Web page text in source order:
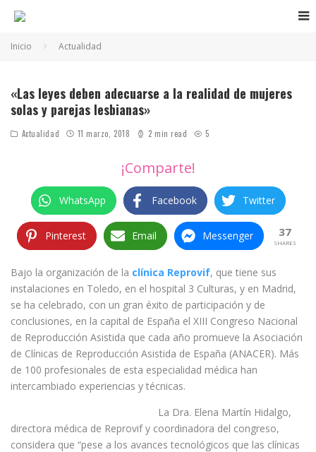
Inicio Actualidad
«Las leyes deben adecuarse a la realidad de mujeres
solas y parejas lesbianas»
Actualidad 11 marzo, 2018 2 min read 5
¡Comparte!
WhatsApp Facebook Twitter
Pinterest Email Messenger 37
SHARES
Bajo la organización de la clínica Reprovif, que tiene sus
instalaciones en Toledo, en el hospital 3 Culturas, y en Madrid,
se ha celebrado, con un gran éxito de participación y de
conclusiones, en la capital de España el XIII Congreso Nacional
de Reproducción Asistida que cada año promueve la Asociación
de Clínicas de Reproducción Asistida de España (ANACER). Más
de 100 profesionales de esta especialidad médica han
intercambiado experiencias y técnicas.
La Dra. Elena Martín Hidalgo,
directora médica de Reprovif y coordinadora del congreso,
considera que “pese a los avances tecnológicos que las clínicas